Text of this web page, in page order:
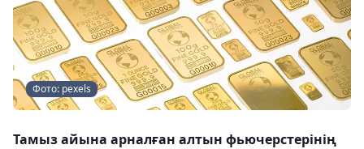
Фото: pexels
Тамыз айына арналған алтын фьючерстерінің